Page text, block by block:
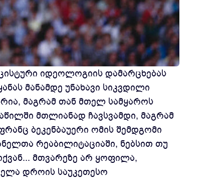
იდეოლოგიის დამარცხებას
მანამდე უნახავი სიკვდილი
მაგრამ თან მთელ სამყაროს
მთლიანად ჩავსვამდი, მაგრამ
ბეკენბაუერი ომის შემდგომი
რეაბილიტაციაში, ნებსით თუ
მთვარეზე არ ყოფილა,
დროის საუკეთესო